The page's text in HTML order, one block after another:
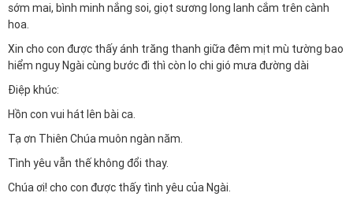
sớm mai, bình minh nắng soi, giọt sương long lanh cắm trên cành
hoa.
Xin cho con được thấy ánh trăng thanh giữa đêm mịt mù tường bao
hiểm nguy Ngài cùng bước đi thì còn lo chi gió mưa đường dài
Điệp khúc:
Hồn con vui hát lên bài ca.
Tạ ơn Thiên Chúa muôn ngàn năm.
Tình yêu vẫn thế không đổi thay.
Chúa ơi! cho con được thấy tình yêu của Ngài.